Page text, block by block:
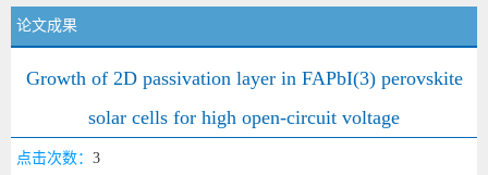
论文成果
Growth of 2D passivation layer in FAPbI(3) perovskite
solar cells for high open-circuit voltage
点击次数： 3